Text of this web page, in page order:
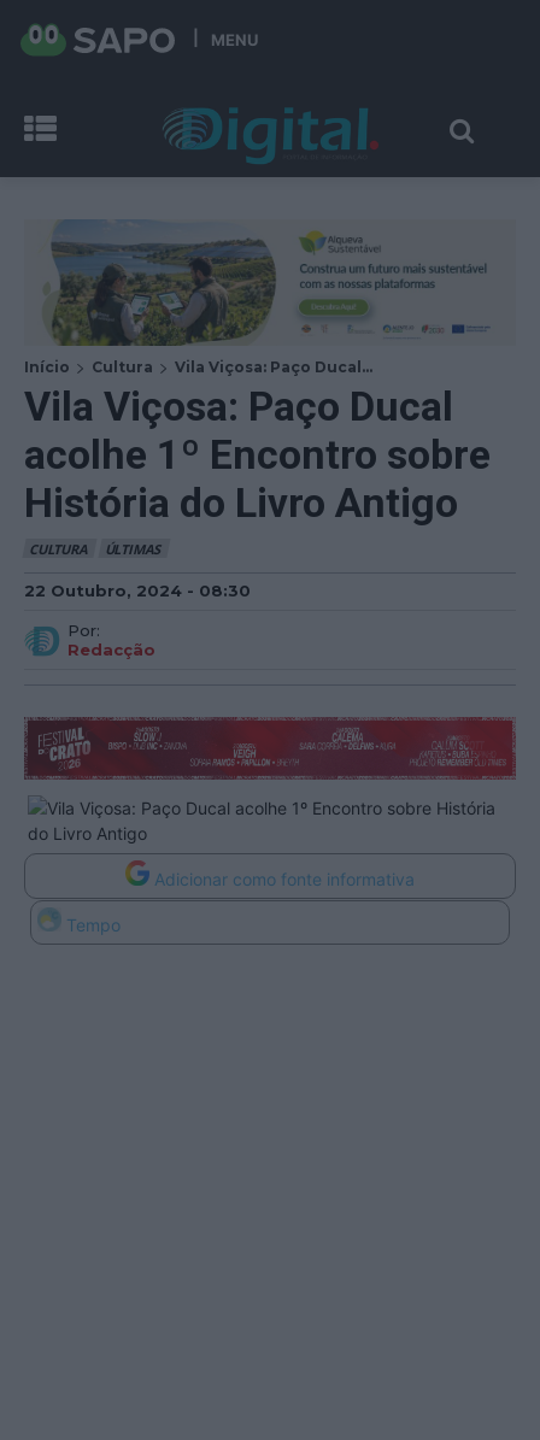
MENU
Início Cultura Vila Viçosa: Paço Ducal...
Vila Viçosa: Paço Ducal
acolhe 1º Encontro sobre
História do Livro Antigo
CULTURA ÚLTIMAS
22 Outubro, 2024 - 08:30
Por:
Redacção
Adicionar como fonte informativa
Tempo